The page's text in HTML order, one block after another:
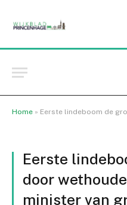
Home » Eerste lindeboom de grond in
Eerste
door
minister van